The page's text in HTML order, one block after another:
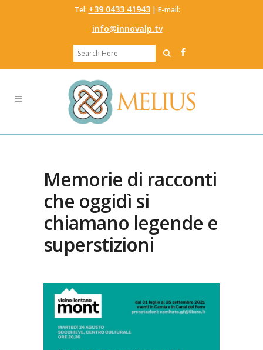
Tel: ‭+39 0433 41943‬ | E-mail:
info@innovalp.tv
Memorie di racconti
che oggidì si
chiamano legende e
superstizioni